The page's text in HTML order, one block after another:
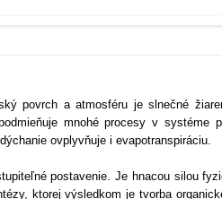
povrch a atmosféru je slnečné
mnohé procesy v systéme
ovplyvňuje i evapotranspiráciu.
postavenie. Je hnacou silou
ktorej výsledkom je tvorba